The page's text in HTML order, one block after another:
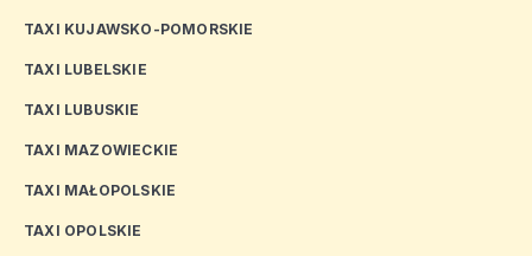
TAXI KUJAWSKO-POMORSKIE
TAXI LUBELSKIE
TAXI LUBUSKIE
TAXI MAZOWIECKIE
TAXI MAŁOPOLSKIE
TAXI OPOLSKIE